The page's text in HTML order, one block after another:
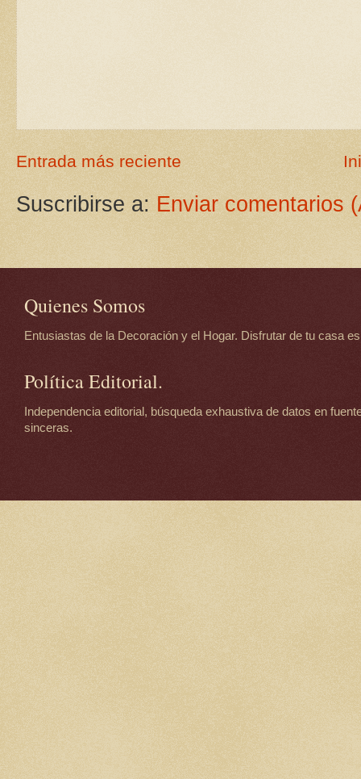
Entrada más reciente
Suscribirse a: Enviar comentarios
Quienes Somos
Entusiastas de la Decoración y el Hogar. Disfrutar de tu casa
Política Editorial.
Independencia editorial, búsqueda exhaustiva de datos en
sinceras.